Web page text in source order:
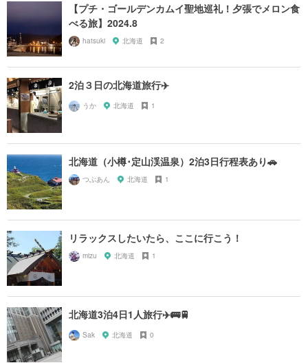
【プチ・ゴールデンカムイ聖地巡礼！夕張でメロン食
べる旅】2024.8
hatsuki 北海道 2
2泊３日の北海道旅行✈️
うか 北海道 1
北海道（小樽･定山渓温泉）2泊3日行程表あり🚗
つぶあん 北海道 1
リラックスしたいたら、ここに行こう！
mizu 北海道 1
北海道3泊4日1人旅行✈️🚌🚆
Sak 北海道 0